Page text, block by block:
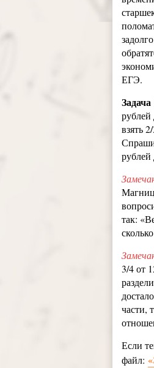
ЕГЭ.
Задача
взять
рублей
так:
3/4 от
части,
Если
файл: